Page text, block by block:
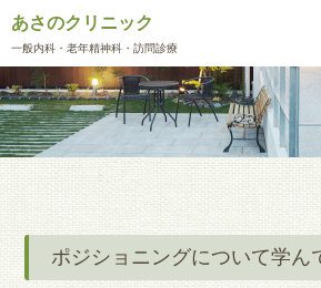
あさのクリニック
一般内科 ・老年精神科・訪問診療
ポジショニングについて学ん
MENU